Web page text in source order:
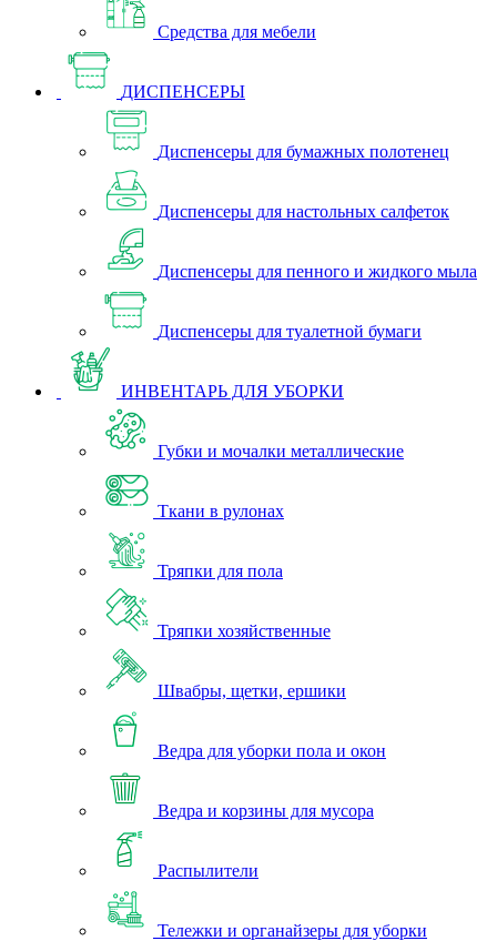
Средства для мебели
ДИСПЕНСЕРЫ
Диспенсеры для бумажных полотенец
Диспенсеры для настольных салфеток
Диспенсеры для пенного и жидкого мыла
Диспенсеры для туалетной бумаги
ИНВЕНТАРЬ ДЛЯ УБОРКИ
Губки и мочалки металлические
Ткани в рулонах
Тряпки для пола
Тряпки хозяйственные
Швабры, щетки, ершики
Ведра для уборки пола и окон
Ведра и корзины для мусора
Распылители
Тележки и органайзеры для уборки